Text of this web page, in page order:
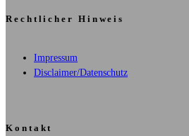
Rechtlicher Hinweis
Impressum
Disclaimer/Datenschutz
Kontakt